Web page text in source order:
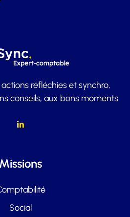
réfléchies et synchro,
conseils, aux bons moments
Missions
Social